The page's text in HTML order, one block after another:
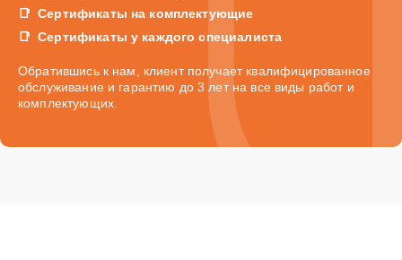
Сертификаты на комплектующие
Сертификаты у каждого специалиста
Обратившись к нам, клиент получает квалифицированное
обслуживание и гарантию до 3 лет на все виды работ и
комплектующих.